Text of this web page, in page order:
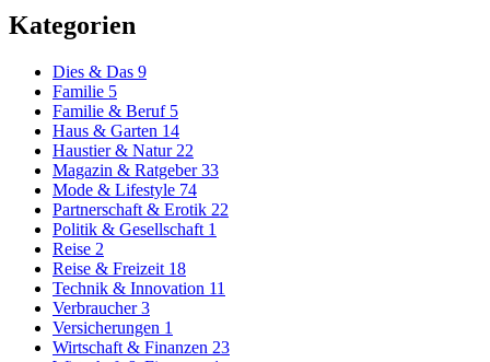
Kategorien
Dies & Das 9
Familie 5
Familie & Beruf 5
Haus & Garten 14
Haustier & Natur 22
Magazin & Ratgeber33
Mode & Lifestyle 74
Partnerschaft & Erotik 22
Politik & Gesellschaft 1
Reise 2
Reise & Freizeit 18
Technik & Innovation 11
Verbraucher3
Versicherungen 1
Wirtschaft & Finanzen 23